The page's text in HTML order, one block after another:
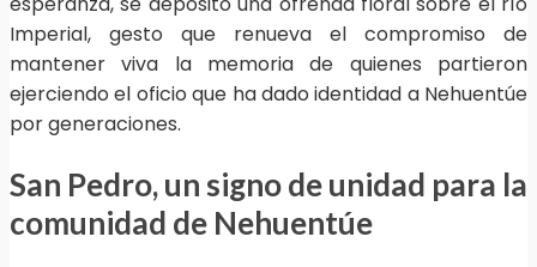
Imperial, gesto que renueva el compromiso de
mantener viva la memoria de quienes partieron
ejerciendo el oficio que ha dado identidad a Nehuentúe
por generaciones.
San Pedro, un signo de unidad para la
comunidad de Nehuentúe